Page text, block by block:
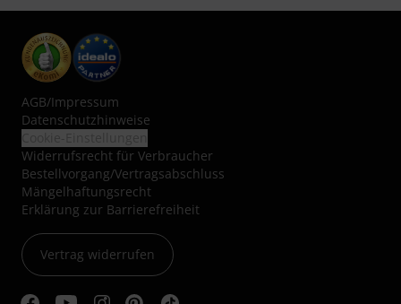
AGB/Impressum
Datenschutzhinweise
Widerrufsrecht für Verbraucher
Bestellvorgang/Vertragsabschluss
Mängelhaftungsrecht
Erklärung zur Barrierefreiheit
Vertrag widerrufen